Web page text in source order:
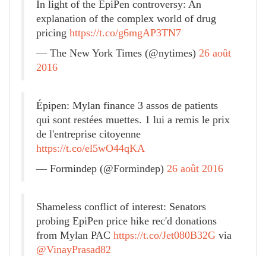
In light of the EpiPen controversy: An
explanation of the complex world of drug
pricing https://t.co/g6mgAP3TN7
— The New York Times (@nytimes) 26 août
2016
Épipen: Mylan finance 3 assos de patients
qui sont restées muettes. 1 lui a remis le prix
de l'entreprise citoyenne
https://t.co/el5wO44qKA
— Formindep (@Formindep) 26 août 2016
Shameless conflict of interest: Senators
probing EpiPen price hike rec'd donations
from Mylan PAC https://t.co/Jet080B32G via
@VinayPrasad82